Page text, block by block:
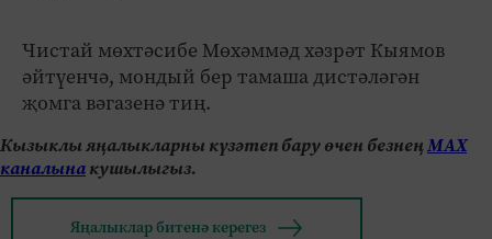
Чистай мөхтәсибе Мөхәммәд хәзрәт Кыямов
әйтүенчә, мондый бер тамаша дистәләгән
җомга вәгазенә тиң.
Кызыклы яңалыкларны күзәтеп бару өчен безнеңМАХ
каналынакушылыгыз.
Яңалыклар битенә керегез